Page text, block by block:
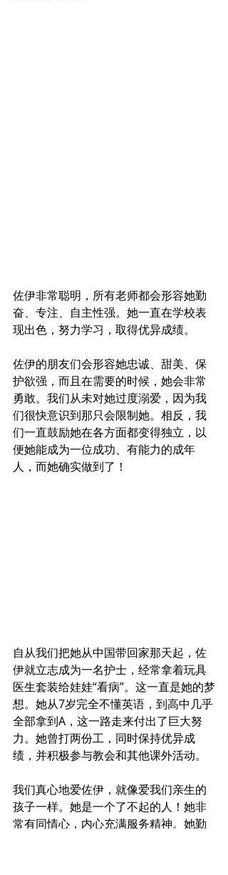
佐伊非常聪明，所有老师都会形容她勤
奋、专注、自主性强。她一直在学校表
现出色，努力学习，取得优异成绩。
佐伊的朋友们会形容她忠诚、甜美、保
护欲强，而且在需要的时候，她会非常
勇敢。我们从未对她过度溺爱，因为我
们很快意识到那只会限制她。相反，我
们一直鼓励她在各方面都变得独立，以
便她能成为一位成功、有能力的成年
人，而她确实做到了！
自从我们把她从中国带回家那天起，佐
伊就立志成为一名护士，经常拿着玩具
医生套装给娃娃“看病”。这一直是她的梦
想。她从7岁完全不懂英语，到高中几乎
全部拿到A，这一路走来付出了巨大努
力。她曾打两份工，同时保持优异成
绩，并积极参与教会和其他课外活动。
我们真心地爱佐伊，就像爱我们亲生的
孩子一样。她是一个了不起的人！她非
常有同情心，内心充满服务精神。她勤